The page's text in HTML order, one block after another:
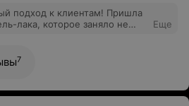
подход к клиентам! Пришла
лака, которое заняло не
завышенную. Полнейшее
их времени.
Еще
7